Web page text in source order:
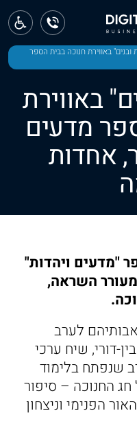
ובנים" באווירת חנוכה בבית הספר
באווירת
מדעים
אחדות
"מדעים ויהדות"
השראה,
לערב
דורי, שיח ערכי
שנפתח בלימוד
החנוכה – סיפור
הפנימי וניצחון